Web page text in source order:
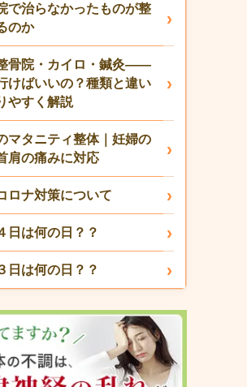
で治らなかったものが整
のか
骨院・カイロ・鍼灸——
けばいいの？種類と違い
やすく解説
マタニティ整体｜妊婦の
肩の痛みに対応
ロナ対策について
日は何の日？？
日は何の日？？